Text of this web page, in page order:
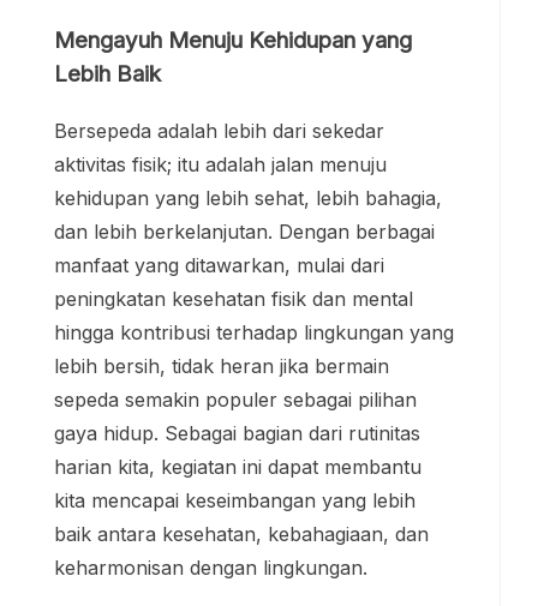
Mengayuh Menuju Kehidupan yang
Lebih Baik
Bersepeda adalah lebih dari sekedar
aktivitas fisik; itu adalah jalan menuju
kehidupan yang lebih sehat, lebih bahagia,
dan lebih berkelanjutan. Dengan berbagai
manfaat yang ditawarkan, mulai dari
peningkatan kesehatan fisik dan mental
hingga kontribusi terhadap lingkungan yang
lebih bersih, tidak heran jika bermain
sepeda semakin populer sebagai pilihan
gaya hidup. Sebagai bagian dari rutinitas
harian kita, kegiatan ini dapat membantu
kita mencapai keseimbangan yang lebih
baik antara kesehatan, kebahagiaan, dan
keharmonisan dengan lingkungan.